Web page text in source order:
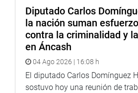
Diputado Carlos
la nación suman
contra la criminalidad y
en Áncash
04 Ago 2026 | 16:08 h
El diputado Carlos Domínguez
sostuvo hoy una reunión de